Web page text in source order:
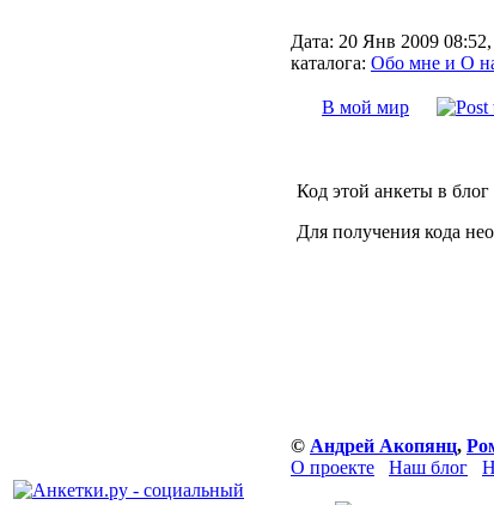
Дата: 20 Янв 2009 08:52,
каталога: Обо мне и О
В мой мир
Код этой анкеты в блог
Для получения кода
© Андрей Акопянц,
О проекте
Наш блог